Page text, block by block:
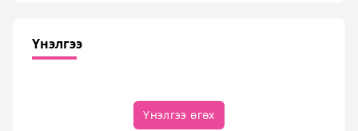
Үнэлгээ
Үнэлгээ өгөх